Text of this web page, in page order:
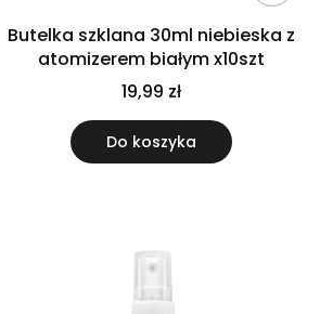
Butelka szklana 30ml niebieska z
atomizerem białym x10szt
19,99 zł
Do koszyka